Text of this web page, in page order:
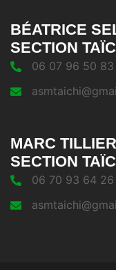
BÉATRICE
SECTION
06 07 96 50 83
MARC
SECTION
06 70 93 64 26